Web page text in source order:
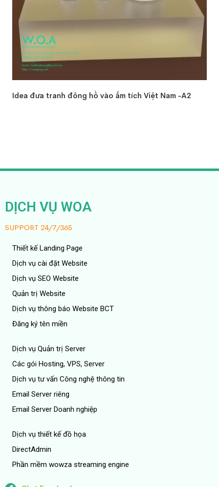
Đọc tiếp
Idea đưa tranh đông hồ vào ấm tích Việt Nam -A2
DỊCH VỤ WOA
SUPPORT 24/7/365
Thiết kế Landing Page
Dịch vụ cài đặt Website
Dịch vụ SEO Website
Quản trị Website
Dịch vụ thông báo Website BCT
Đăng ký tên miền
Dịch vụ Quản trị Server
Các gói Hosting, VPS, Server
Dịch vụ tư vấn Công nghệ thông tin
Email Server riêng
Email Server Doanh nghiệp
Dịch vụ thiết kế đồ họa
DirectAdmin
Phần mềm wowza streaming engine